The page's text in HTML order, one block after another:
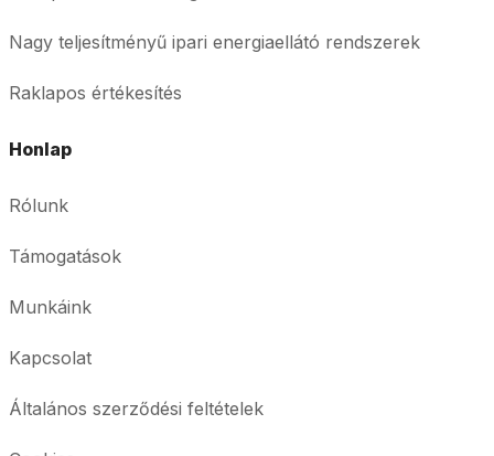
Nagy teljesítményű ipari energiaellátó rendszerek
Raklapos értékesítés
Honlap
Rólunk
Támogatások
Munkáink
Kapcsolat
Általános szerződési feltételek